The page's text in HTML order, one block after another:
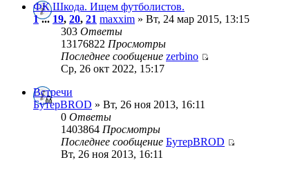
ФК Шкода. Ищем футболистов.
1... 19, 20, 21 maxxim » Вт, 24 мар 2015, 13:15
303 Ответы
13176822 Просмотры
Последнее сообщение zerbino
Ср, 26 окт 2022, 15:17
Встречи
БутерBROD » Вт, 26 ноя 2013, 16:11
0 Ответы
1403864 Просмотры
Последнее сообщение БутерBROD
Вт, 26 ноя 2013, 16:11